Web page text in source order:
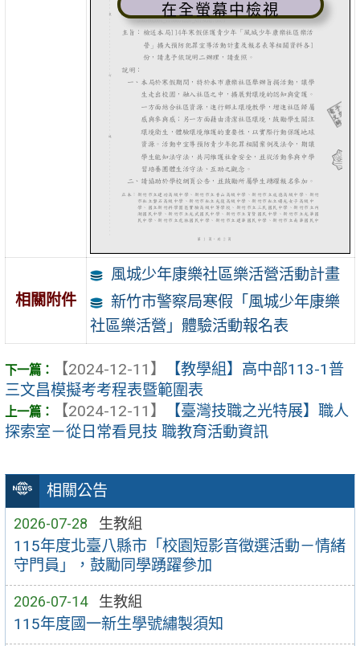
相關公告
2026-07-28 生教組
115年度北臺八縣市「校園短影音徵選活動－情緒
守門員」，鼓勵同學踴躍參加
2026-07-14 生教組
115年度國一新生學號繡製須知
在全螢幕中檢視
相關附件
風城少年康樂社區樂活營活動計畫
新竹市警察局寒假「風城少年康樂
社區樂活營」體驗活動報名表
【2024-12-11】
【教學組】高中部113-1普
三文昌模擬考考程表暨範圍表
【2024-12-11】
【臺灣技職之光特展】職人
探索室－從日常看見技 職教育活動資訊